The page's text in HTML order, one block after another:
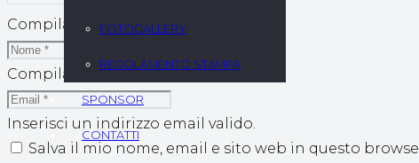
FOTOGALLERY
REGOLAMENTO STAMPA
SPONSOR
CONTATTI
Compila questo campo
Compila questo campo
Inserisci un indirizzo email valido.
Salva il mio nome, email e sito web in questo